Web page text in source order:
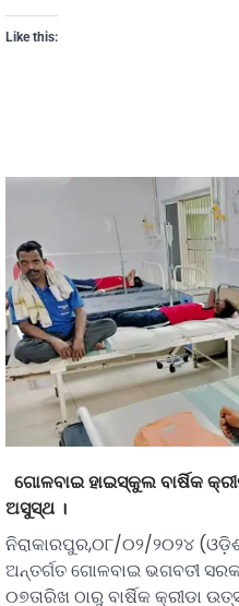
Like this:
ଗୋଳବାଇ ହାଇସ୍କୁଲ ବାର୍ଷିକ
ଅସୁସ୍ଥ ।
ନିରାକାରପୁର,୦୮/୦୨/୨୦୨୪
ଅନ୍ତର୍ଗତ ଗୋଳବାଇ ଭଗବତୀ
୦୭ତାରିଖ ଠାରୁ ବାର୍ଷିକ କ୍ରୀଡା